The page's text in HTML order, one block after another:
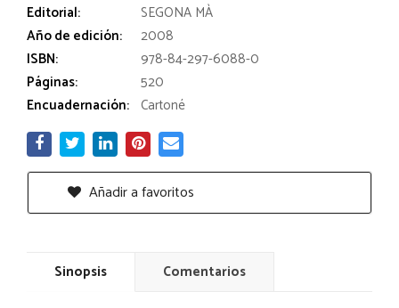
Editorial:
SEGONA MÀ
Año de edición:
2008
ISBN:
978-84-297-6088-0
Páginas:
520
Encuadernación: Cartoné
Añadir a favoritos
Sinopsis Comentarios